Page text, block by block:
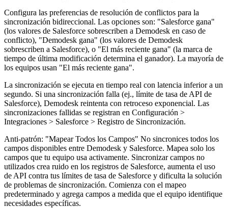
Configura las preferencias de resolución de conflictos para la
sincronización bidireccional. Las opciones son: "Salesforce gana"
(los valores de Salesforce sobrescriben a Demodesk en caso de
conflicto), "Demodesk gana" (los valores de Demodesk
sobrescriben a Salesforce), o "El más reciente gana" (la marca de
tiempo de última modificación determina el ganador). La mayoría de
los equipos usan "El más reciente gana".
La sincronización se ejecuta en tiempo real con latencia inferior a un
segundo. Si una sincronización falla (ej., límite de tasa de API de
Salesforce), Demodesk reintenta con retroceso exponencial. Las
sincronizaciones fallidas se registran en Configuración >
Integraciones > Salesforce > Registro de Sincronización.
Anti-patrón: "Mapear Todos los Campos" No sincronices todos los
campos disponibles entre Demodesk y Salesforce. Mapea solo los
campos que tu equipo usa activamente. Sincronizar campos no
utilizados crea ruido en los registros de Salesforce, aumenta el uso
de API contra tus límites de tasa de Salesforce y dificulta la solución
de problemas de sincronización. Comienza con el mapeo
predeterminado y agrega campos a medida que el equipo identifique
necesidades específicas.